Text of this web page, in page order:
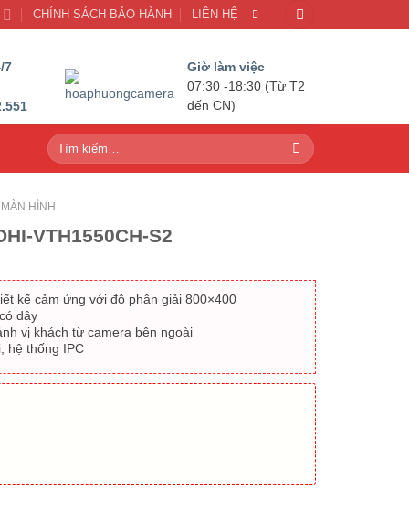
CHÍNH SÁCH BẢO HÀNH LIÊN HỆ
7 Giờ làm việc
07:30 -18:30 (Từ T2
đến CN)
Tìm
kiếm:
HÌNH
VTH1550CH-S2
kế cảm ứng với độ phân giải 800×400
dây
vị khách từ camera bên ngoài
hệ thống IPC
S2 số lượng